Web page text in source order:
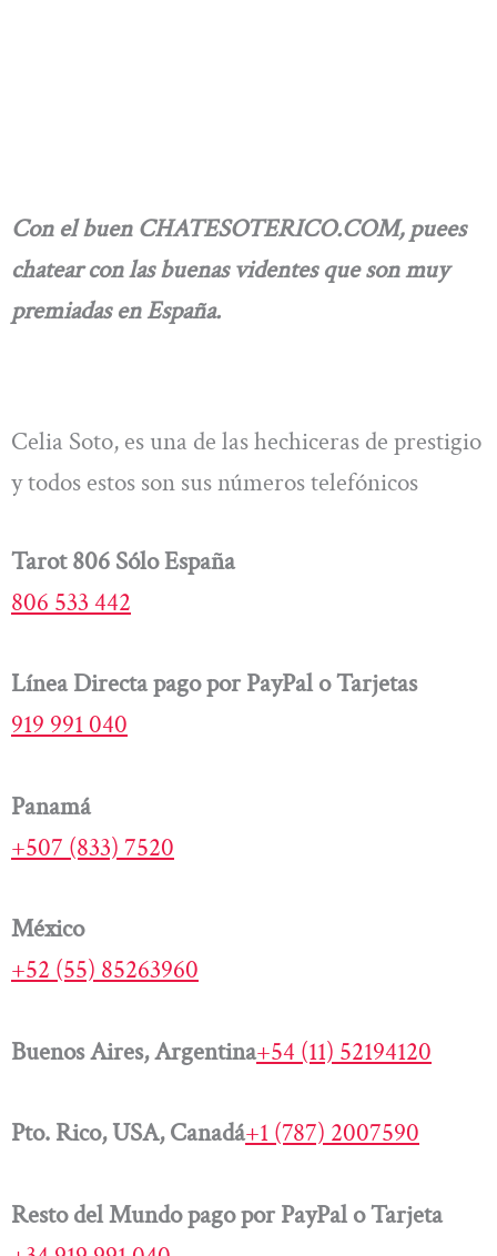
Con el buen CHATESOTERICO.COM, puees
chatear con las buenas videntes que son muy
premiadas en España.
Celia Soto, es una de las hechiceras de prestigio
y todos estos son sus números telefónicos
Tarot 806 Sólo España
806 533 442
Línea Directa pago por PayPal o Tarjetas
919 991 040
Panamá
+507 (833) 7520
México
+52 (55) 85263960
Buenos Aires, Argentina+54 (11) 52194120
Pto. Rico, USA, Canadá+1 (787) 2007590
Resto del Mundo pago por PayPal o Tarjeta